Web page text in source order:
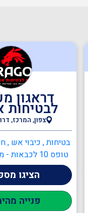
דראגון
צפון, המרכז,
בטיחות , כיבוי אש ,
טופס 10
בעשן , ציוד כיבוי
וכיבוי אש , מיזוג
ומנדפים ,
הנדסאי
הציגו
פנייה